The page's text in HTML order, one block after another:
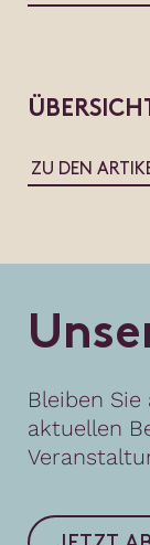
ZU DEN
Unse
Bleiben
aktuellen